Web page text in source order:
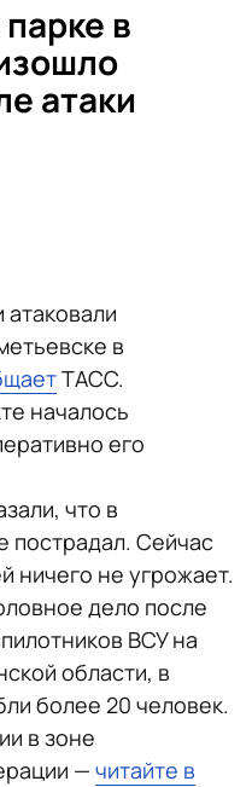
в
атаки
в
ТАСС.
началось
его
что в
пострадал. Сейчас
ничего не угрожает.
дело после
ВСУ на
области, в
более 20 человек.
в зоне
— читайте в